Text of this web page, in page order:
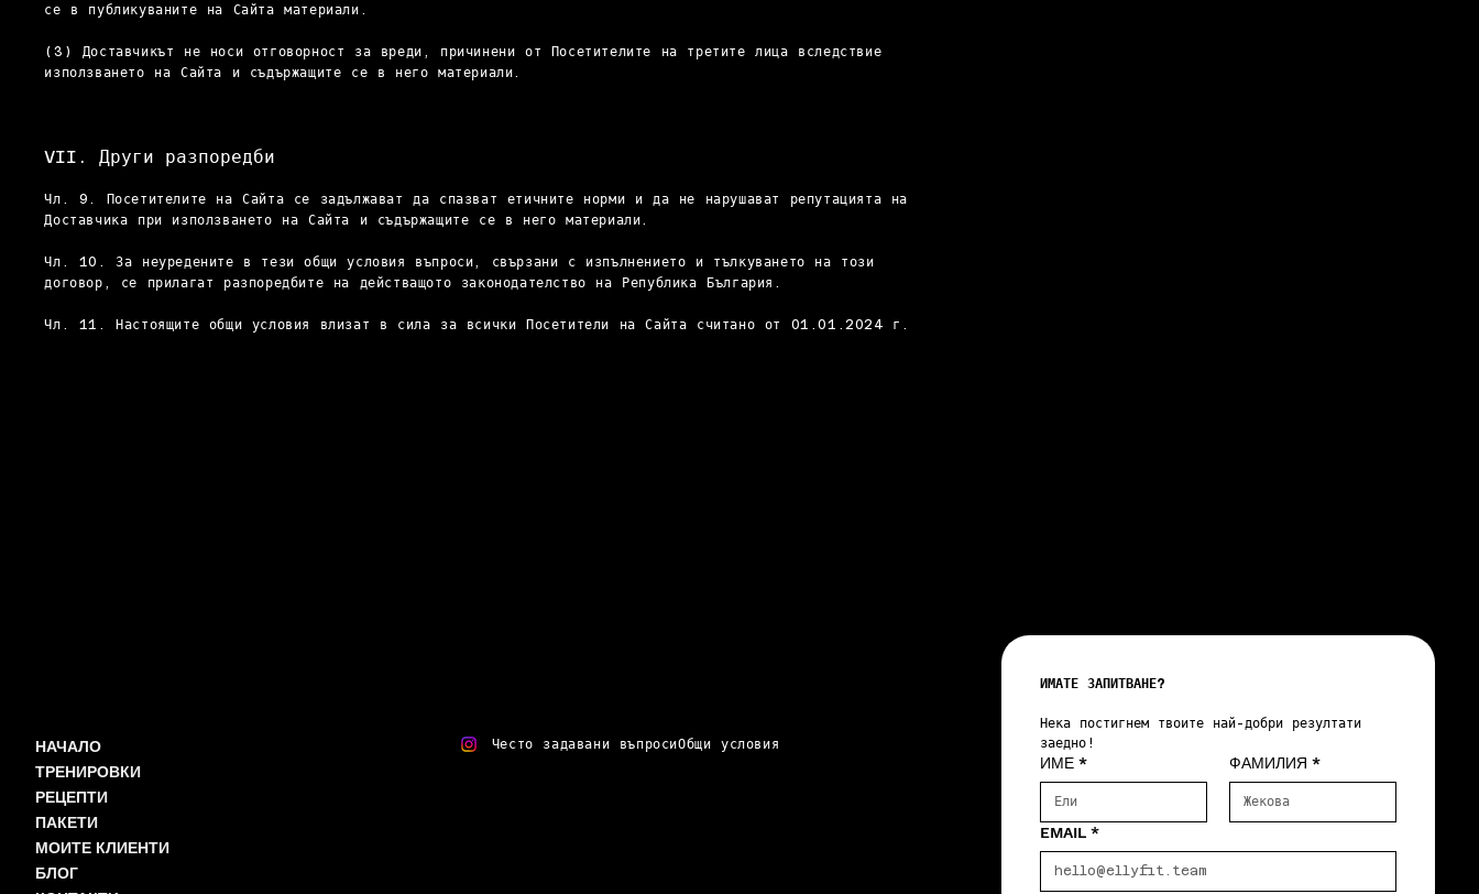
се в публикуваните на Сайта материали.
(3) Доставчикът не носи отговорност за вреди, причинени от Посетителите на третите лица вследствие
използването на Сайта и съдържащите се в него материали.
VII. Други разпоредби
Чл. 9. Посетителите на Сайта се задължават да спазват етичните норми и да не нарушават репутацията на
Доставчика при използването на Сайта и съдържащите се в него материали.
Чл. 10. За неуредените в тези общи условия въпроси, свързани с изпълнението и тълкуването на този
договор, се прилагат разпоредбите на действащото законодателство на Република България.
Чл. 11. Настоящите общи условия влизат в сила за всички Посетители на Сайта считано от 01.01.2024 г.
НАЧАЛО
ТРЕНИРОВКИ
РЕЦЕПТИ
ПАКЕТИ
МОИТЕ КЛИЕНТИ
БЛОГ
Често задавани въпросиОбщи условия
ИМАТЕ ЗАПИТВАНЕ?
Нека постигнем твоите най-добри резултати
заедно!
ИМЕ * ФАМИЛИЯ *
EMAIL *